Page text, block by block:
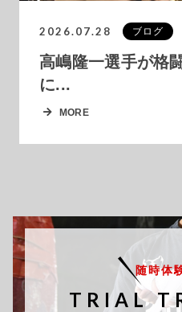
2026.07.28 ブログ
高嶋隆一選手が格
に...
MORE
随時体
TRIAL